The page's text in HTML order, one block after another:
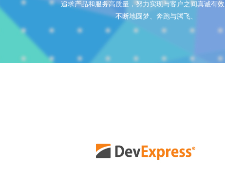
追求产品和服务高质量，努力实现与客户之间真诚有
不断地圆梦、奔跑与腾飞、